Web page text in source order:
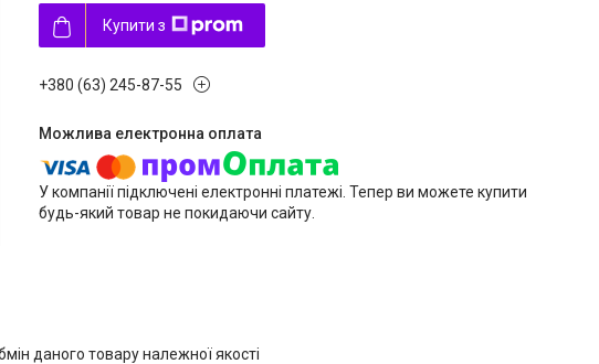
Купити з
+380 (63) 245-87-55
У компанії підключені електронні платежі. Тепер ви можете купити
будь-який товар не покидаючи сайту.
даного товару належної якості